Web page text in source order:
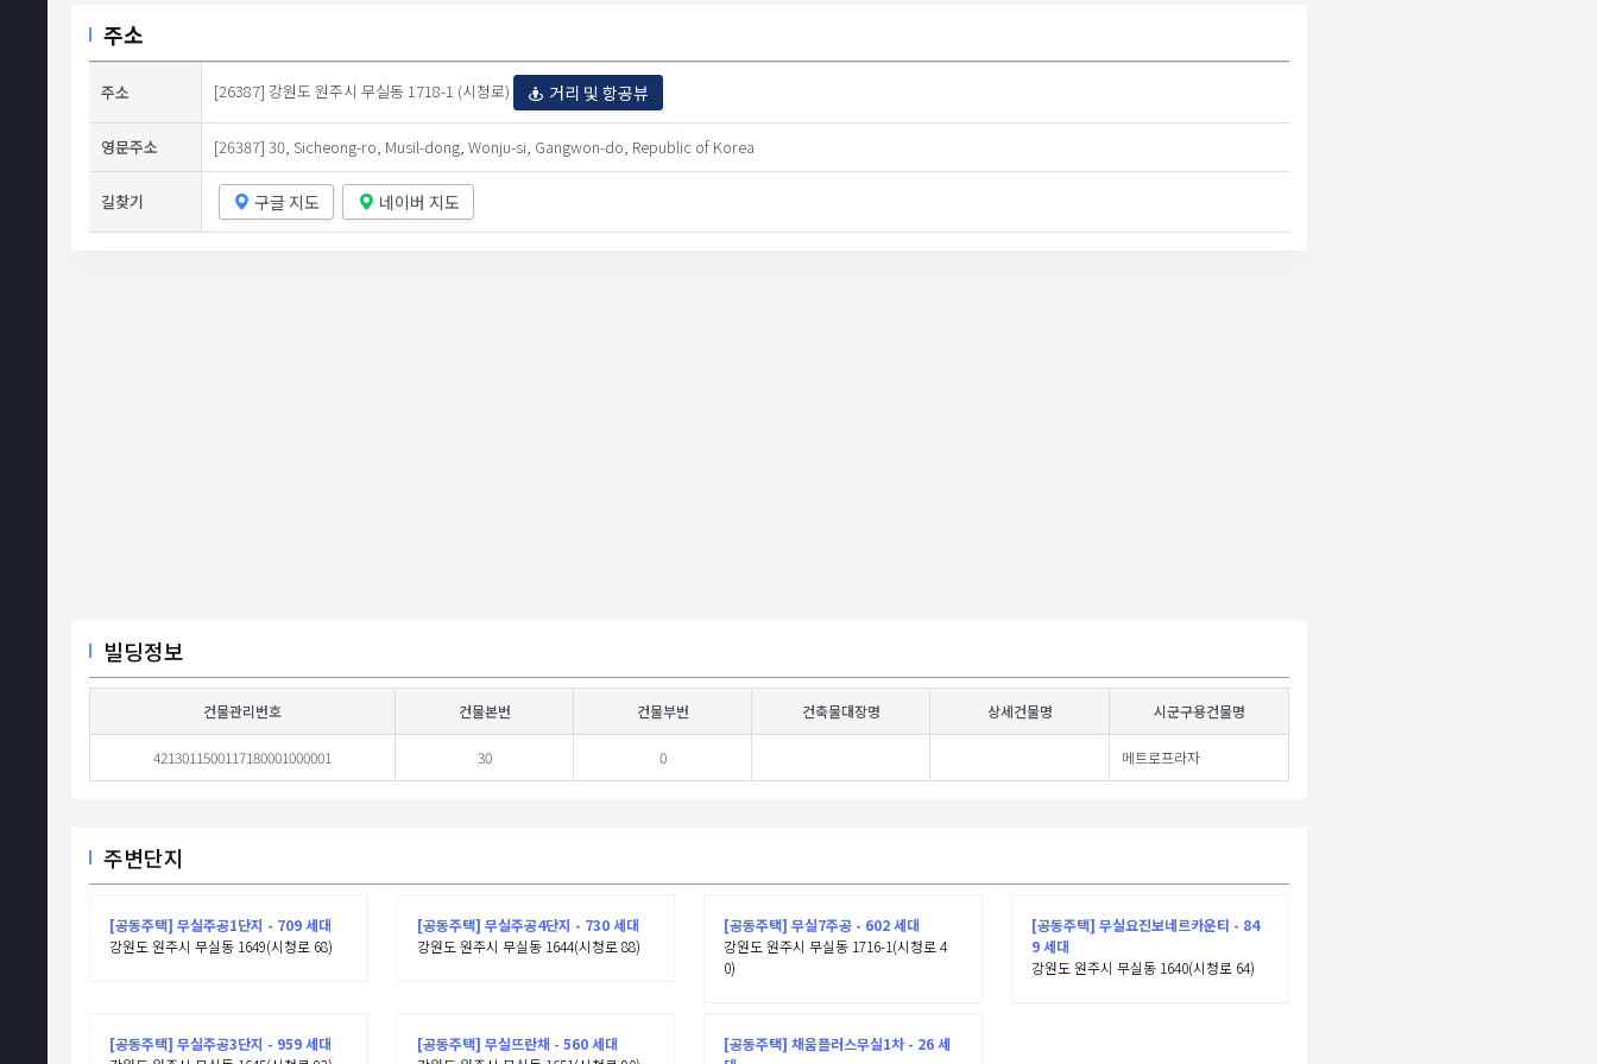
주소
주소 [26387] 강원도 원주시 무실동 1718-1 (시청로) 거리 및 항공뷰
영문주소 [26387] 30, Sicheong-ro, Musil-dong, Wonju-si, Gangwon-do, Republic of Korea
길찾기 구글 지도 네이버 지도
빌딩정보
건물관리번호 건물본번 건물부번 건축물대장명 상세건물명 시군구용건물명
4213011500117180001000001 30 0 메트로프라자
주변단지
[공동주택] 무실주공1단지 - 709 세대
강원도 원주시 무실동 1649(시청로 68)
[공동주택] 무실주공4단지 - 730 세대
강원도 원주시 무실동 1644(시청로 88)
[공동주택] 무실7주공 - 602 세대
강원도 원주시 무실동 1716-1(시청로 4
0)
[공동주택] 무실요진보네르카운티 - 84
9 세대
강원도 원주시 무실동 1640(시청로 64)
[공동주택] 무실주공3단지 - 959 세대
[공동주택] 무실뜨란채 - 560 세대
[공동주택] 채움플러스무실1차 - 26 세